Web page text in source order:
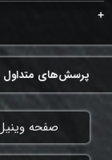
پرسش‌های متداول
​صفحه